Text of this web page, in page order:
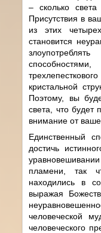
– сколько
Присутствия в
из этих
становится
кристальной
Поэтому, вы
света, что будет
внимание от
Единственный
достичь
пламени, так
находились в
выражая
человеческой
человеческого